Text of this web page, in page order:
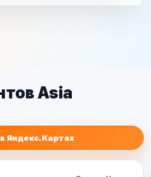
Asia
Яндекс.Картах